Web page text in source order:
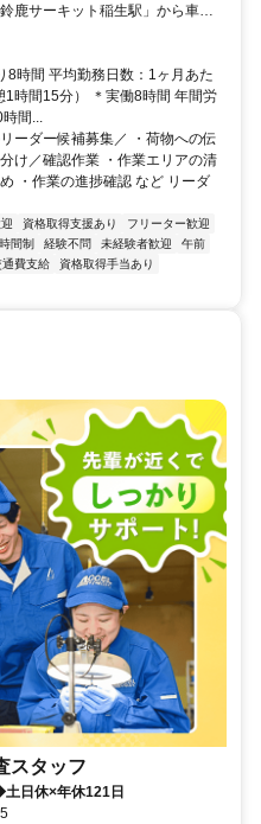
鹿サーキット稲生駅」から車で8
8時間 平均勤務日数：1ヶ月あた
時間15分） ＊実働8時間 年間労
間...
ーダー候補募集／ ・荷物への伝
け／確認作業 ・作業エリアの清
・作業の進捗確認 など リーダ
資格取得支援あり
フリーター歓迎
間制 経験不問 未経験者歓迎
午前
通費支給
資格取得手当あり
スタッフ
日休×年休121日